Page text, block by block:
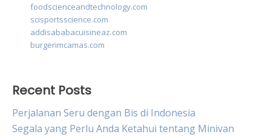
foodscienceandtechnology.com
scisportsscience.com
addisababacuisineaz.com
burgerimcamas.com
Recent Posts
Perjalanan Seru dengan Bis di Indonesia
Segala yang Perlu Anda Ketahui tentang Minivan